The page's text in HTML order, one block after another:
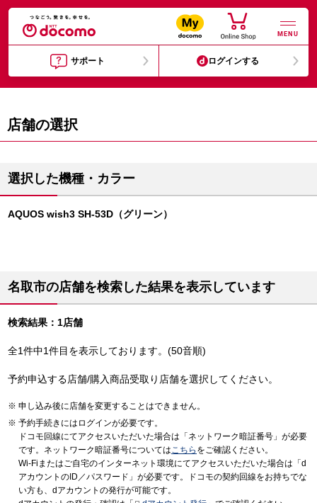
MENU
サポート ログインする
店舗の選択
選択した機種・カラー
AQUOS wish3 SH-53D（グリーン）
名取市の店舗を検索した結果を表示しています
検索結果：1店舗
全1件中1件目を表示しております。(50音順)
予約申込する店舗/購入商品受取り店舗を選択してください。
申し込み後に店舗を変更することはできません。
予約手続きにはログインが必要です。
ドコモ回線にてアクセスいただいた場合は「ネットワーク暗証番号」が必要
です。ネットワーク暗証番号についてはこちら をご確認ください。
Wi-Fiまたはご自宅のインターネット環境にてアクセスいただいた場合は「d
アカウントのID／パスワード」が必要です。ドコモの契約回線をお持ちでな
い方も、dアカウントの発行が可能です。